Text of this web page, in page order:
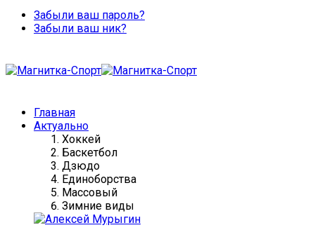
Забыли ваш пароль?
Забыли ваш ник?
Главная
Актуально
Хоккей
Баскетбол
Дзюдо
Единоборства
Массовый
Зимние виды